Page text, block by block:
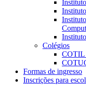
Colégios
COTIL
Formas de ingresso
Inscrições para